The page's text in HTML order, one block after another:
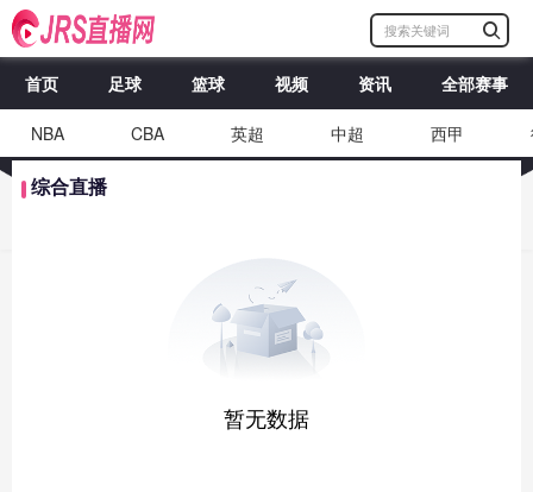
首页 足球 篮球 视频 资讯 全部赛事
NBA CBA 英超 中超 西甲
综合直播
暂无数据